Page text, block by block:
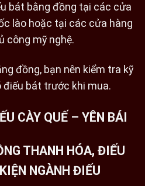
bát bằng đồng tại các cửa
lào hoặc tại các cửa hàng
công mỹ nghệ.
đồng,bạn nên kiểm tra kỹ
bát trước khi mua.
CÀY QUẾ – YÊN BÁI
THANH HÓA, ĐIẾU
NGÀNH ĐIẾU